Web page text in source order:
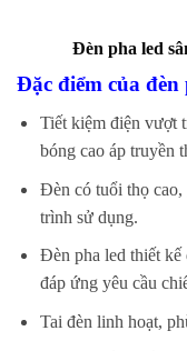
Đèn pha led
Đặc điểm của đèn
Tiết kiệm điện vượt
bóng cao áp truyền
Đèn có tuổi thọ cao,
trình sử dụng.
Đèn pha led thiết kế
đáp ứng yêu cầu
Tai đèn linh hoạt,